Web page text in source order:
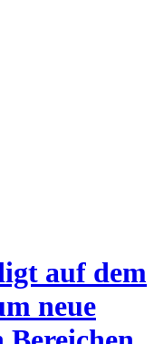
auf dem
neue